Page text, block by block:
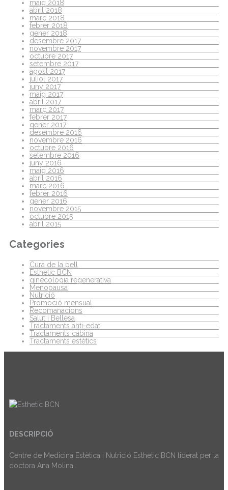
maig 2018
abril 2018
març 2018
febrer 2018
gener 2018
desembre 2017
novembre 2017
octubre 2017
setembre 2017
agost 2017
juliol 2017
juny 2017
maig 2017
abril 2017
març 2017
febrer 2017
gener 2017
desembre 2016
novembre 2016
octubre 2016
setembre 2016
juny 2016
maig 2016
abril 2016
març 2016
febrer 2016
gener 2016
novembre 2015
octubre 2015
abril 2015
Categories
Cura de la pell
Esthetic BCN
ginecologia regenerativa
Menopausa
Nutrició
Promoció mensual
Recomanacions
Salut i Bellesa
Tractaments anti-edat
Tractaments cabina
Tractaments estètics
DESCRIPCIÓ
Centre de Medicina Estètica i Nutrició Esthetic BCN liderat per la
doctora Ana Molina.